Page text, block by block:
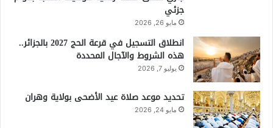
جزئي
مايو 26, 2026
انطلاق التسجيل في قرعة الحج 2027 بالجزائر..
هذه الشروط والآجال المحددة
يوليو 7, 2026
تحديد موعد صلاة عيد الأضحى بولاية وهران
مايو 24, 2026